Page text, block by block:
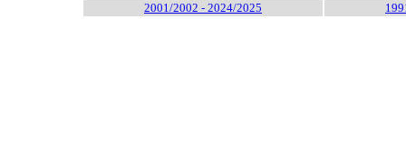
2001/2002 - 2024/2025